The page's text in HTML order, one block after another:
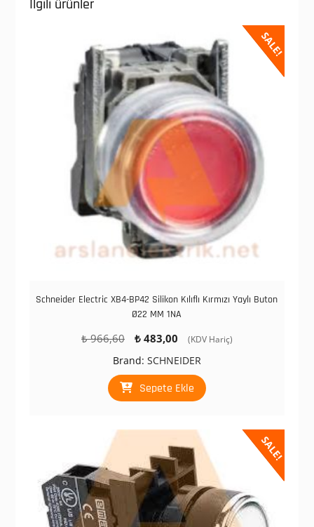
İlgili ürünler
SALE!
Schneider Electric XB4-BP42 Silikon Kılıflı Kırmızı Yaylı Buton
Ø22 MM 1NA
₺966,60
Orijinal
fiyat:
₺ 966,60.
₺483,00
Şu
fiyat:
₺ 483,00.
(KDV Hariç)
Brand: SCHNEIDER
Sepete Ekle
SALE!